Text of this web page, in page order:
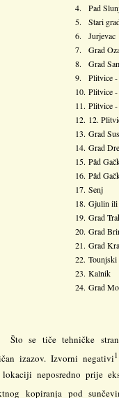
4.
Pad
5.
Stari
6.
Jurjevac
7.
Grad
8.
Grad
9.
Plitvice -
10. Plitvice -
11. Plitvice -
12. 12.
13. Grad
14. Grad
15. Pâd
16. Pâd
17. Senj
18. Gjulin ili
19. Grad
20. Grad
21. Grad
22. Tounjski
23. Kalnik
24. Grad
Što se tiče tehničke
izazov. Izvorni negativi1
lokaciji neposredno prije
kopiranja pod